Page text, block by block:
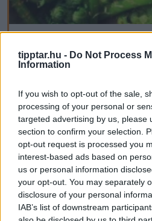
tipptar.hu - Do Not Process
Information
If you wish to opt-out of the sale,
processing of your personal or
targeted advertising by us, please
section to confirm your selection.
opt-out request is processed you
interest-based ads based on
us or personal information
your opt-out. You may separately
disclosure of your personal
IAB’s list of downstream
Stop Eating These 3
to Cause Parasites